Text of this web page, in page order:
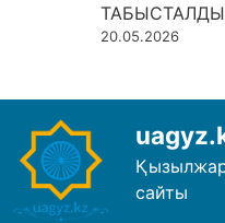
ТАБЫСТАЛДЫ
20.05.2026
Қызылжар
сайты